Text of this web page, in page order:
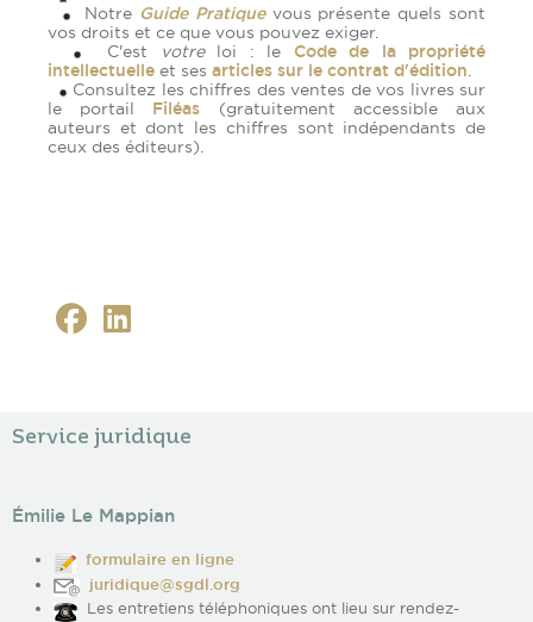
Notre Guide Pratiquevous présente quels sont
vos droits et ce que vous pouvez exiger.
C'est
votre loi : le Code de la propriété
intellectuelle et ses articles sur le contrat d'édition
Consultez les chiffres des ventes de vos livres sur
le portail Filéas (gratuitement accessible aux
auteurs et dont les chiffres sont indépendants de
ceux des éditeurs).
Service juridique
Émilie Le Mappian
formulaire en ligne
juridique@sgdl.org
Les entretiens téléphoniques ont lieu sur rendez-